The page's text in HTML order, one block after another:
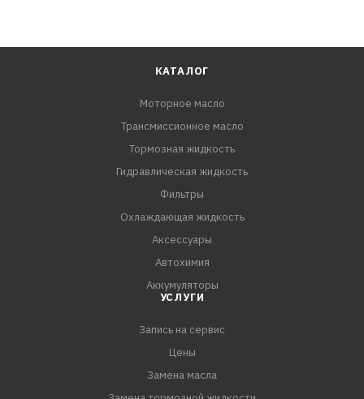
КАТАЛОГ
Моторное масло
Трансмиссионное масло
Тормозная жидкость
Гидравлическая жидкость
Фильтры
Охлаждающая жидкость
Аксессуары
Автохимия
Аккумуляторы
УСЛУГИ
Запись на сервис
Цены
Замена масла